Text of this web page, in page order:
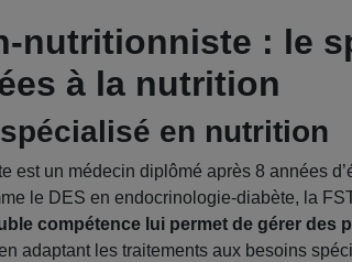
nutritionniste : le
à la nutrition
en nutrition
est un médecin diplômé après 8 années
le DES en endocrinologie-diabète, la
compétence lui permet de gérer des
adaptant les traitements aux besoins